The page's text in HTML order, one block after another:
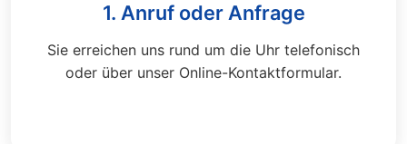
1. Anruf oder Anfrage
Sie erreichen uns rund um die Uhr telefonisch
oder über unser Online-Kontaktformular.